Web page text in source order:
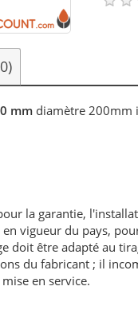
mm diamètre 200mm
la garantie,
vigueur du pays,
doit être adapté au
du fabricant ; il
en service.